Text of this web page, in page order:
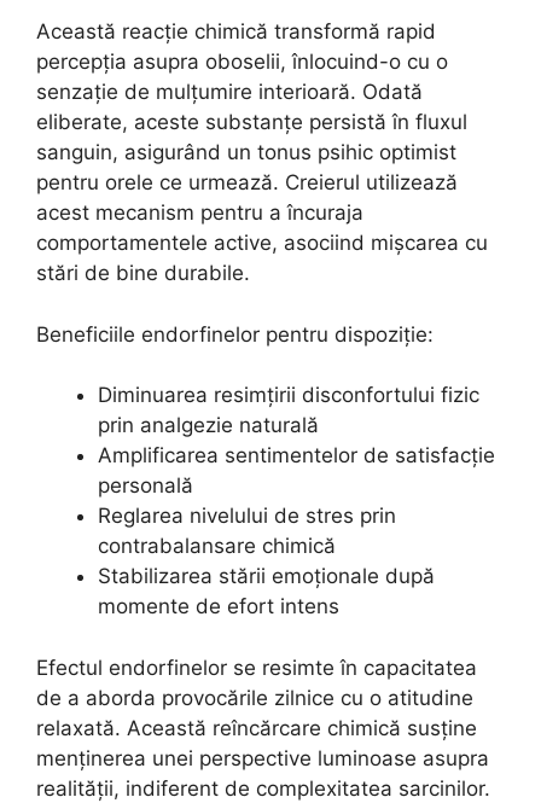
Această reacție chimică transformă rapid
percepția asupra oboselii, înlocuind-o cu o
senzație de mulțumire interioară. Odată
eliberate, aceste substanțe persistă în fluxul
sanguin, asigurând un tonus psihic optimist
pentru orele ce urmează. Creierul utilizează
acest mecanism pentru a încuraja
comportamentele active, asociind mișcarea cu
stări de bine durabile.
Beneficiile endorfinelor pentru dispoziție:
Diminuarea resimțirii disconfortului fizic
prin analgezie naturală
Amplificarea sentimentelor de satisfacție
personală
Reglarea nivelului de stres prin
contrabalansare chimică
Stabilizarea stării emoționale după
momente de efort intens
Efectul endorfinelor se resimte în capacitatea
de a aborda provocările zilnice cu o atitudine
relaxată. Această reîncărcare chimică susține
menținerea unei perspective luminoase asupra
realității, indiferent de complexitatea sarcinilor.